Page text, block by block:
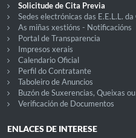
Solicitude de Cita Previa
Sedes electrónicas das E.E.L.L.
As miñas xestións - Notificacións
Portal de Transparencia
Impresos xerais
Calendario Oficial
Perfil do Contratante
Taboleiro de Anuncios
Buzón de Suxerencias, Queixas
Verificación de Documentos
ENLACES DE INTERESE